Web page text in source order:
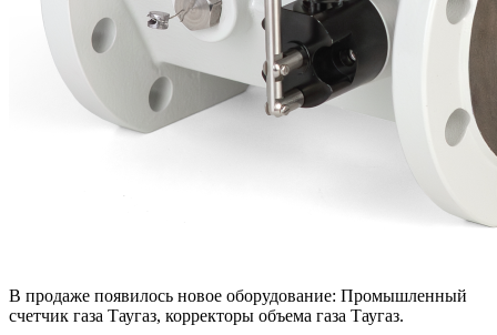
В продаже появилось новое оборудование: Промышленный
счетчик газа Таугаз, корректоры объема газа Таугаз.